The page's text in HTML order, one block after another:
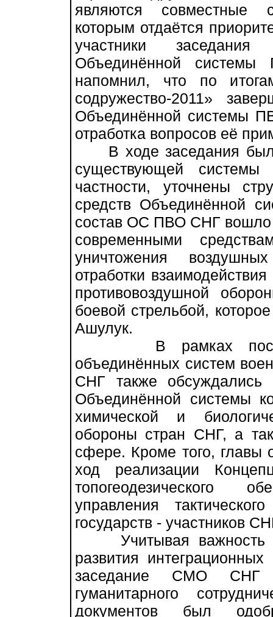
являются совместные
которым отдаётся
участники заседания
Объединённой
напомнил, что по
содружество-2011»
Объединённой системы
отработка вопросов её
В ходе заседания
существующей системы
частности, уточнены
средств Объединённой
состав ОС ПВО СНГ вошло
современными
уничтожения
отработки
противовоздушной
боевой стрельбой,
Ашулук.
В рамках
объединённых систем
СНГ также обсуждались
Объединённой системы
химической и
обороны стран СНГ, а
сфере. Кроме того, главы
ход реализации
топогеодезического
управления
государств - участников
Учитывая важность и
развития
заседание СМО СНГ
гуманитарного
документов был